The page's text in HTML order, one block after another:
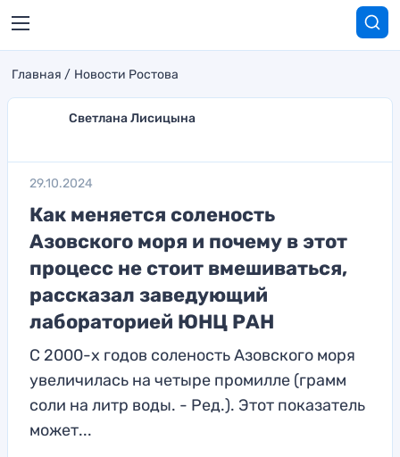
Главная Новости Ростова
Светлана Лисицына
29.10.2024
Как меняется соленость
Азовского моря и почему в этот
процесс не стоит вмешиваться,
рассказал заведующий
лабораторией ЮНЦ РАН
С 2000-х годов соленость Азовского моря
увеличилась на четыре промилле (грамм
соли на литр воды. - Ред.). Этот показатель
может...